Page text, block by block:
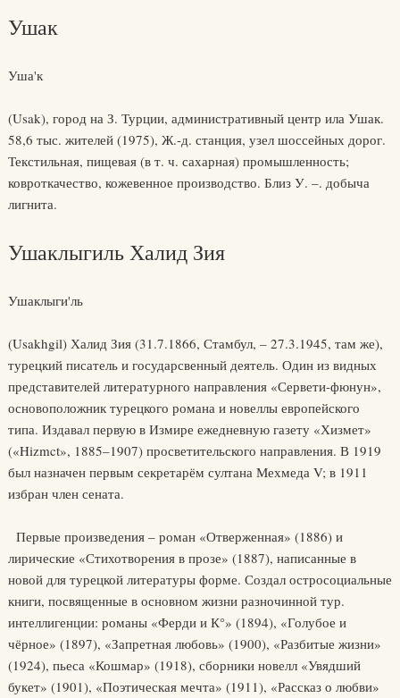
Ушак
Уша'к
(Usak), город на З. Турции, административный центр ила Ушак.
58,6 тыс. жителей (1975), Ж.-д. станция, узел шоссейных дорог.
Текстильная, пищевая (в т. ч. сахарная) промышленность;
ковроткачество, кожевенное производство. Близ У. –. добыча
лигнита.
Ушаклыгиль Халид Зия
Ушаклыги'ль
(Usakhgil) Халид Зия (31.7.1866, Стамбул, – 27.3.1945, там же),
турецкий писатель и государсвенный деятель. Один из видных
представителей литературного направления «Сервети-фюнун»,
основоположник турецкого романа и новеллы европейского
типа. Издавал первую в Измире ежедневную газету «Хизмет»
(«Hizmct», 1885–1907) просветительского направления. В 1919
был назначен первым секретарём султана Мехмеда V; в 1911
избран член сената.
Первые произведения – роман «Отверженная» (1886) и
лирические «Стихотворения в прозе» (1887), написанные в
новой для турецкой литературы форме. Создал остросоциальные
книги, посвященные в основном жизни разночинной тур.
интеллигенции: романы «Ферди и К°» (1894), «Голубое и
чёрное» (1897), «Запретная любовь» (1900), «Разбитые жизни»
(1924), пьеса «Кошмар» (1918), сборники новелл «Увядший
букет» (1901), «Поэтическая мечта» (1911), «Рассказ о любви»